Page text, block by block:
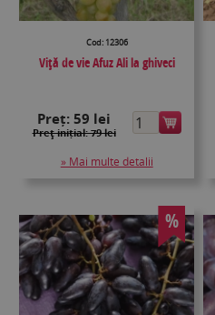
Cod: 12306
Viţă de vie Afuz Ali la ghiveci
Preț:59 lei
Preţ inițial: 79 lei
» Mai multe detalii
%